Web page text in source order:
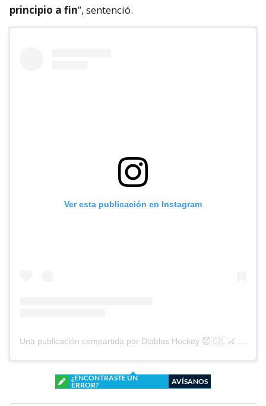
principio a fin”, sentenció.
Ver esta publicación en Instagram
¿ENCONTRASTE UN
ERROR?
AVÍSANOS